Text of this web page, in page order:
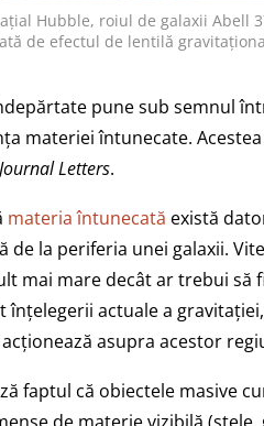
Hubble, roiul de galaxii
de efectul de lentilă
pune sub semnul
materiei întunecate.
Letters.
materia întunecată există
de la periferia unei galaxii.
mai mare decât ar trebui
înțelegerii actuale a
asupra acestor
faptul că obiectele masive